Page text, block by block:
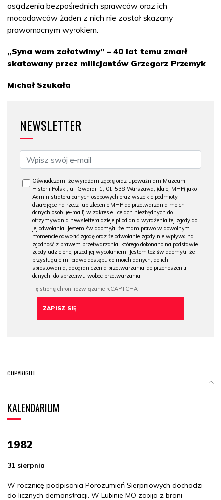
osądzenia bezpośrednich sprawców oraz ich
mocodawców żaden z nich nie został skazany
prawomocnym wyrokiem.
„Syna wam załatwimy” – 40 lat temu zmarł
skatowany przez milicjantów Grzegorz Przemyk
Michał Szukała
NEWSLETTER
Oświadczam, że wyrażam zgodę oraz upoważniam Muzeum
Historii Polski, ul. Gwardii 1, 01-538 Warszawa, (dalej MHP) jako
Administratora danych osobowych oraz wszelkie podmioty
działające na rzecz lub zlecenie MHP do przetwarzania moich
danych osob. (e-mail) w zakresie i celach niezbędnych do
otrzymywania newslettera dzieje.pl od dnia wyrażenia tej zgody do
jej odwołania. Jestem świadomy/a, że mam prawo w dowolnym
momencie odwołać zgodę oraz że odwołanie zgody nie wpływa na
zgodność z prawem przetwarzania, którego dokonano na podstawie
zgody udzielonej przed jej wycofaniem. Jestem też świadomy/a, że
przysługuje mi prawo dostępu do moich danych, do ich
sprostowania, do ograniczenia przetwarzania, do przenoszenia
danych, do sprzeciwu wobec przetwarzania.
COPYRIGHT
KALENDARIUM
1982
31 sierpnia
W rocznicę podpisania Porozumień Sierpniowych dochodzi
do licznych demonstracji. W Lubinie MO zabija z broni